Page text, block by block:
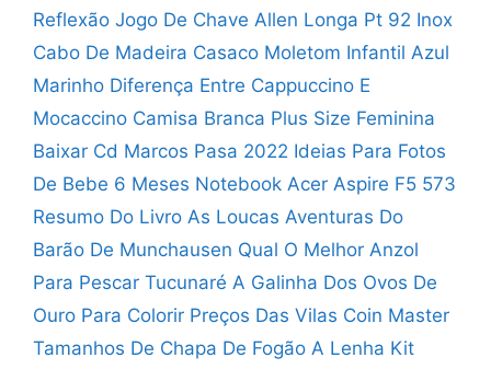
Reflexão Jogo De Chave Allen Longa Pt 92 Inox
Cabo De Madeira Casaco Moletom Infantil Azul
Marinho Diferença Entre Cappuccino E
Mocaccino Camisa Branca Plus Size Feminina
Baixar Cd Marcos Pasa 2022 Ideias Para Fotos
De Bebe 6 Meses Notebook Acer Aspire F5 573
Resumo Do Livro As Loucas Aventuras Do
Barão De Munchausen Qual O Melhor Anzol
Para Pescar Tucunaré A Galinha Dos Ovos De
Ouro Para Colorir Preços Das Vilas Coin Master
Tamanhos De Chapa De Fogão A Lenha Kit